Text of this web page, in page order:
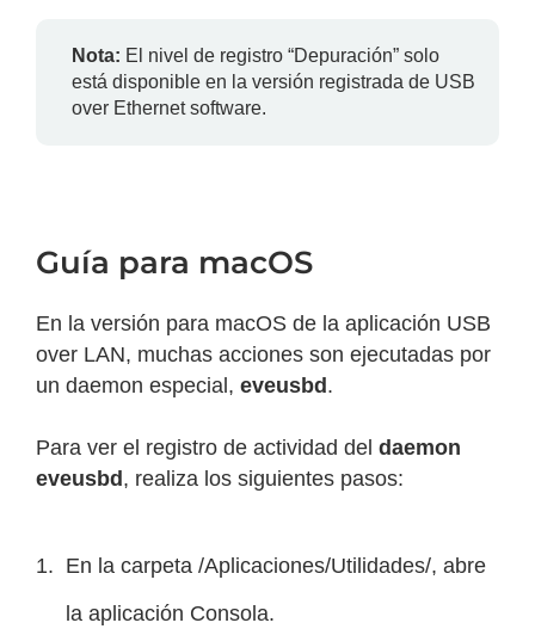
Nota: El nivel de registro “Depuración” solo
está disponible en la versión registrada de USB
over Ethernet software.
Guía para macOS
En la versión para macOS de la aplicación USB
over LAN, muchas acciones son ejecutadas por
un daemon especial, eveusbd .
Para ver el registro de actividad del daemon
eveusbd , realiza los siguientes pasos:
En la carpeta /Aplicaciones/Utilidades/, abre
la aplicación Consola.